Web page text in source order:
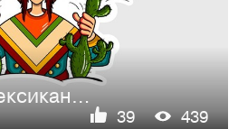
Стикерпак "Мексиканец" для компании "Mail.ru Group"
39 439